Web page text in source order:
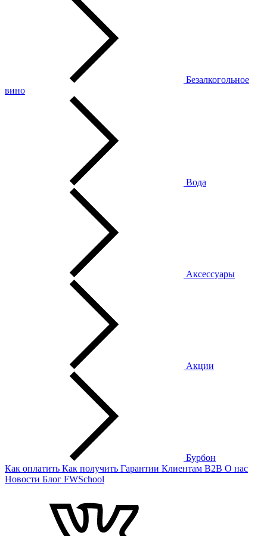
Безалкогольное
вино
Вода
Аксессуары
Акции
Бурбон
Как оплатить Как получить Гарантии Клиентам B2B О нас
Новости Блог FWSchool